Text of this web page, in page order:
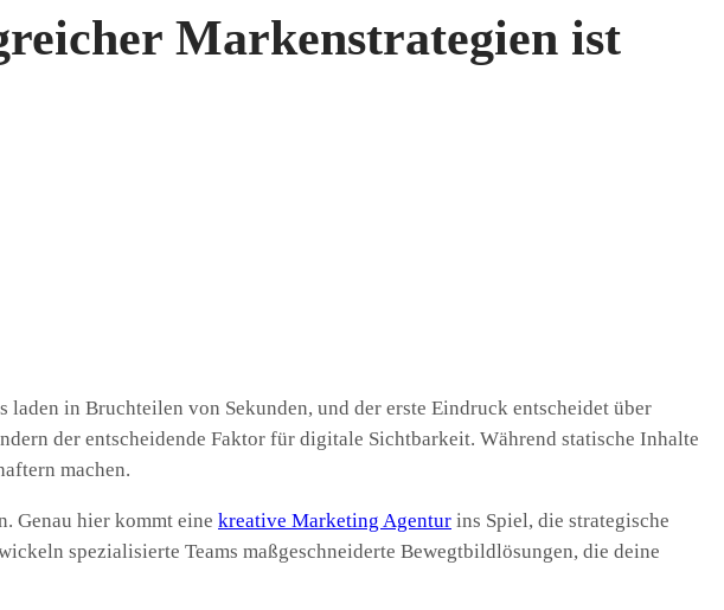
Markenstrategien ist
in Bruchteilen von Sekunden, und der erste Eindruck entscheidet über
der entscheidende Faktor für digitale Sichtbarkeit. Während statische Inhalte
machen.
Genau hier kommt eine kreative Marketing Agentur ins Spiel, die strategische
spezialisierte Teams maßgeschneiderte Bewegtbildlösungen, die deine